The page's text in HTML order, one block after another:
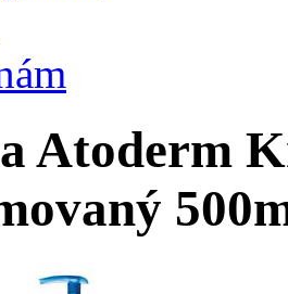
Atoderm